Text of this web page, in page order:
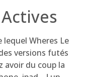
lequel Wheres Le
versions futés
avoir du coup la